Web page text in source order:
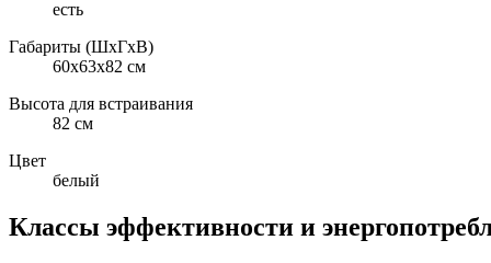
есть
Габариты (ШxГxВ)
60x63x82 см
Высота для встраивания
82 см
Цвет
белый
Классы эффективности и